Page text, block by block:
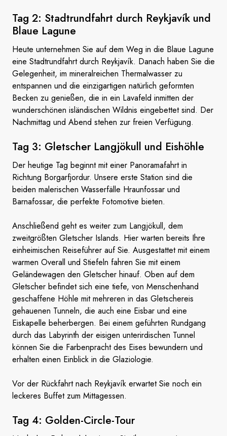
Tag 2: Stadtrundfahrt durch Reykjavík und
Blaue Lagune
Heute unternehmen Sie auf dem Weg in die Blaue Lagune
eine Stadtrundfahrt durch Reykjavík. Danach haben Sie die
Gelegenheit, im mineralreichen Thermalwasser zu
entspannen und die einzigartigen natürlich geformten
Becken zu genießen, die in ein Lavafeld inmitten der
wunderschönen isländischen Wildnis eingebettet sind. Der
Nachmittag und Abend stehen zur freien Verfügung.
Tag 3: Gletscher Langjökull und Eishöhle
Der heutige Tag beginnt mit einer Panoramafahrt in
Richtung Borgarfjordur. Unsere erste Station sind die
beiden malerischen Wasserfälle Hraunfossar und
Barnafossar, die perfekte Fotomotive bieten.
Anschließend geht es weiter zum Langjökull, dem
zweitgrößten Gletscher Islands. Hier warten bereits Ihre
einheimischen Reiseführer auf Sie. Ausgestattet mit einem
warmen Overall und Stiefeln fahren Sie mit einem
Geländewagen den Gletscher hinauf. Oben auf dem
Gletscher befindet sich eine tiefe, von Menschenhand
geschaffene Höhle mit mehreren in das Gletschereis
gehauenen Tunneln, die auch eine Eisbar und eine
Eiskapelle beherbergen. Bei einem geführten Rundgang
durch das Labyrinth der eisigen unterirdischen Tunnel
können Sie die Farbenpracht des Eises bewundern und
erhalten einen Einblick in die Glaziologie.
Vor der Rückfahrt nach Reykjavík erwartet Sie noch ein
leckeres Buffet zum Mittagessen.
Tag 4: Golden-Circle-Tour